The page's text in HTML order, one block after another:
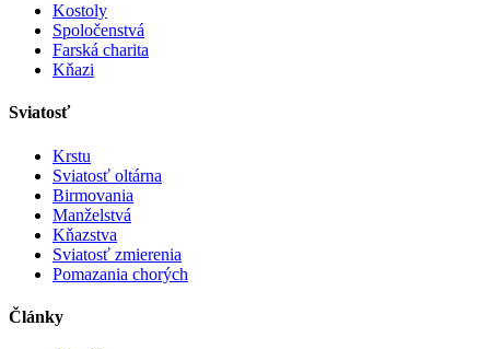
Kostoly
Spoločenstvá
Farská charita
Kňazi
Sviatosť
Krstu
Sviatosť oltárna
Birmovania
Manželstvá
Kňazstva
Sviatosť zmierenia
Pomazania chorých
Články